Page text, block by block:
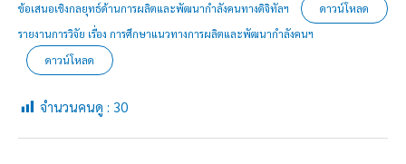
ข้อเสนอเชิงกลยุทธ์ด้านการผลิตและพัฒนากำลังคนทางดิจิทัลฯ
ดาวน์โหลด
รายงานการวิจัย เรื่อง การศึกษาแนวทางการผลิตและพัฒนากำลังคนฯ
ดาวน์โหลด
จำนวนคนดู : 30